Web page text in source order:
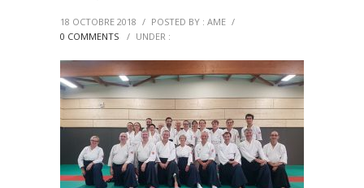
18 OCTOBRE 2018 / POSTED BY : AME /
0 COMMENTS
/ UNDER :